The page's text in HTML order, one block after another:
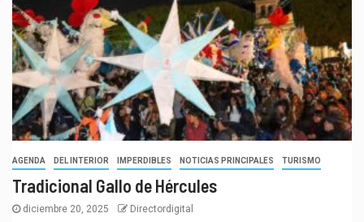
AGENDA DEL INTERIOR IMPERDIBLES NOTICIAS PRINCIPALES TURISMO
Tradicional Gallo de Hércules
diciembre 20, 2025 Directordigital